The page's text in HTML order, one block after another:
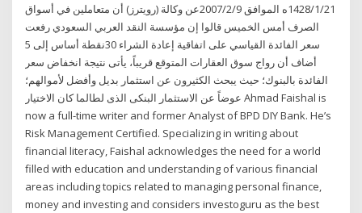
1428/1/21ه الموافق 2007/2/9عن وكالة (رويترز) أن متعاملين في أسواق
الصرف أمس الخميس قالوا إن مؤسسة النقد العربي السعودي رفعت
سعر الفائدة القياسي على اتفاقية إعادة الشراء 30نقطة أساس إلى 5
أضاف أن رواج سوق العقارات المتوقع قريباً، يأتى نتيجة انخفاض سعر
الفائدة بالبنوك؛ حيث يبحث الكثيرون عن استثمار بديل وأفضل لأموالهم؛
عوضاً عن الاستثمار البنكى الذى لطالما كان الاختيار Ahmad Faishal is
now a full-time writer and former Analyst of BPD DIY Bank. He’s
Risk Management Certified. Specializing in writing about
financial literacy, Faishal acknowledges the need for a world
filled with education and understanding of various financial
areas including topics related to managing personal finance,
money and investing and considers investoguru as the best